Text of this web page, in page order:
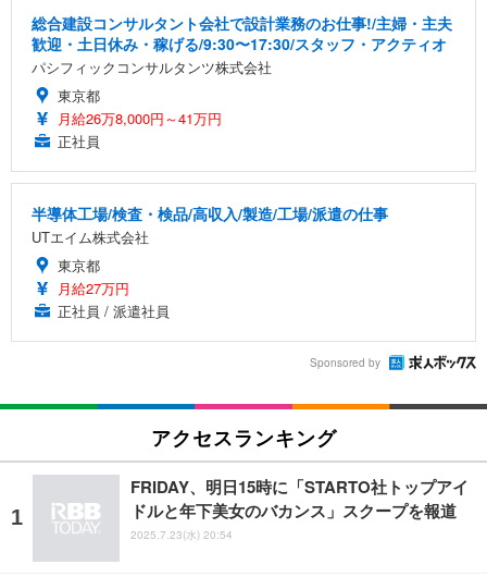
総合建設コンサルタント会社で設計業務のお仕事!/主婦・主夫
歓迎・土日休み・稼げる/9:30〜17:30/スタッフ・アクティオ
パシフィックコンサルタンツ株式会社
東京都
月給26万8,000円～41万円
正社員
半導体工場/検査・検品/高収入/製造/工場/派遣の仕事
UTエイム株式会社
東京都
月給27万円
正社員 / 派遣社員
Sponsored by
アクセスランキング
FRIDAY、明日15時に「STARTO社トップアイ
ドルと年下美女のバカンス」スクープを報道
2025.7.23(水) 20:54